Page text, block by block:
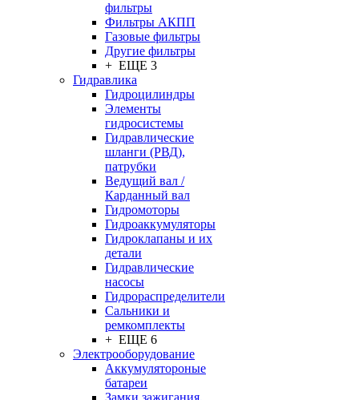
фильтры
Фильтры АКПП
Газовые фильтры
Другие фильтры
+ ЕЩЕ 3
Гидравлика
Гидроцилиндры
Элементы
гидросистемы
Гидравлические
шланги (РВД),
патрубки
Ведущий вал /
Карданный вал
Гидромоторы
Гидроаккумуляторы
Гидроклапаны и их
детали
Гидравлические
насосы
Гидрораспределители
Сальники и
ремкомплекты
+ ЕЩЕ 6
Электрооборудование
Аккумулятороные
батареи
Замки зажигания,